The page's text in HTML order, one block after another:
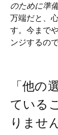
のために準
万端だと、
す。今まで
ンジするの
「他の
ている
りませ